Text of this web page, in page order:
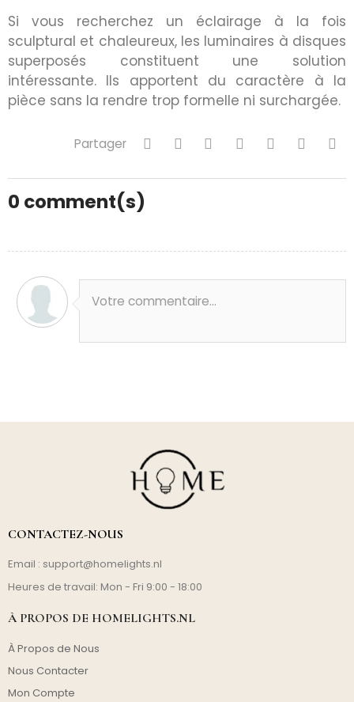
Si vous recherchez un éclairage à la fois
sculptural et chaleureux, les luminaires à disques
superposés constituent une solution
intéressante. Ils apportent du caractère à la
pièce sans la rendre trop formelle ni surchargée.
Partager
0 comment(s)
Votre commentaire...
CONTACTEZ-NOUS
Email : support@homelights.nl
Heures de travail: Mon - Fri 9:00 - 18:00
À PROPOS DE HOMELIGHTS.NL
À Propos de Nous
Nous Contacter
Mon Compte